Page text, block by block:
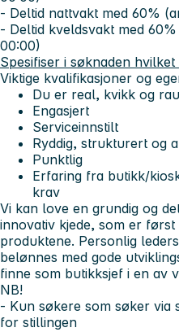
- Deltid nattvakt med 60%
- Deltid kveldsvakt med
00:00)
Spesifiser i søknaden
Viktige kvalifikasjoner og
Du er real, kvikk og
Engasjert
Serviceinnstilt
Ryddig, strukturert og
Punktlig
Erfaring fra butikk/
krav
Vi kan love en grundig og
innovativ kjede, som er
produktene. Personlig
belønnes med gode
finne som butikksjef i en av
NB!
- Kun søkere som søker via
for stillingen